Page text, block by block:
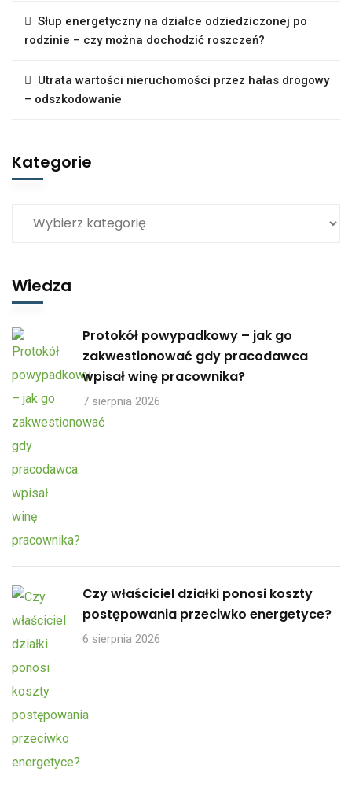
Słup energetyczny na działce odziedziczonej po
rodzinie – czy można dochodzić roszczeń?
Utrata wartości nieruchomości przez hałas drogowy
– odszkodowanie
Kategorie
Wiedza
Protokół powypadkowy – jak go
zakwestionować gdy pracodawca
wpisał winę pracownika?
7 sierpnia 2026
Czy właściciel działki ponosi koszty
postępowania przeciwko energetyce?
6 sierpnia 2026